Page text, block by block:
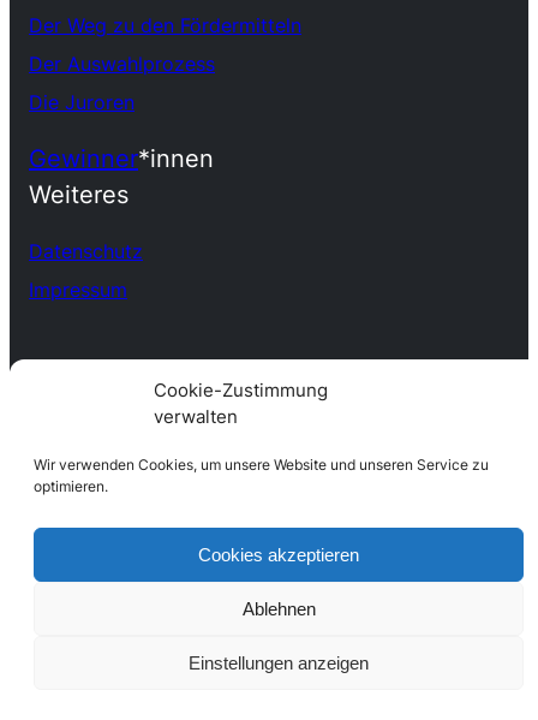
Cookie-Zustimmung
verwalten
Wir verwenden Cookies, um unsere Website und unseren Service zu
optimieren.
Cookies akzeptieren
Ablehnen
Einstellungen anzeigen
Der Weg zu den Fördermitteln
Der Auswahlprozess
Die Juroren
Gewinner*innen
Weiteres
Datenschutz
Impressum